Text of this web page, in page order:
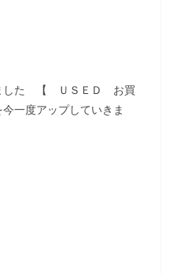
した 【 ＵＳＥＤ お買
一度アップしていきま